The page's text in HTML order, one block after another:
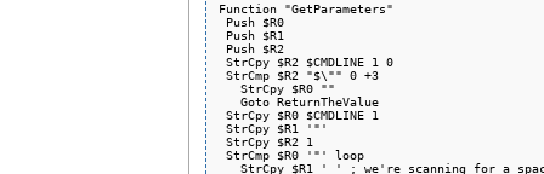
Function "GetParameters"
Push $R0
Push $R1
Push $R2
StrCpy $R2 $CMDLINE 1 0
StrCmp $R2 "$\"" 0 +3
   StrCpy $R0 ""
   Goto ReturnTheValue
StrCpy $R0 $CMDLINE 1
StrCpy $R1 '"'
StrCpy $R2 1
StrCmp $R0 '"' loop
StrCpy $R1 ' ' ; we're scanning for a